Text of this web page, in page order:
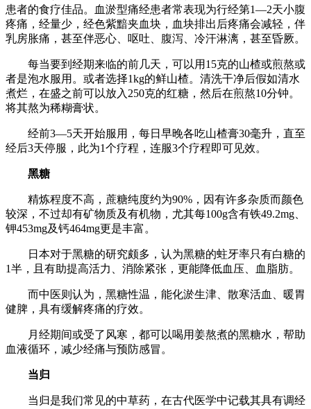
患者的食疗佳品。血淤型痛经患者常表现为行经第1—2天小腹
疼痛，经量少，经色紫黯夹血块，血块排出后疼痛会减轻，伴
乳房胀痛，甚至伴恶心、呕吐、腹泻、冷汗淋漓，甚至昏厥。
每当要到经期来临的前几天，可以用15克的山楂或煎熬或
者是泡水服用。或者选择1kg的鲜山楂。清洗干净后假如清水
煮烂，在盛之前可以放入250克的红糖，然后在煎熬10分钟。
将其熬为稀糊膏状。
经前3—5天开始服用，每日早晚各吃山楂膏30毫升，直至
经后3天停服，此为1个疗程，连服3个疗程即可见效。
黑糖
精炼程度不高，蔗糖纯度约为90%，因有许多杂质而颜色
较深，不过却有矿物质及有机物，尤其每100g含有铁49.2mg、
钾453mg及钙464mg更是丰富。
日本对于黑糖的研究颇多，认为黑糖的蛀牙率只有白糖的
1半，且有助提高活力、消除紧张，更能降低血压、血脂肪。
而中医则认为，黑糖性温，能化淤生津、散寒活血、暖胃
健脾，具有缓解疼痛的疗效。
月经期间或受了风寒，都可以喝用姜熬煮的黑糖水，帮助
血液循环，减少经痛与预防感冒。
当归
当归是我们常见的中草药，在古代医学中记载其具有调经